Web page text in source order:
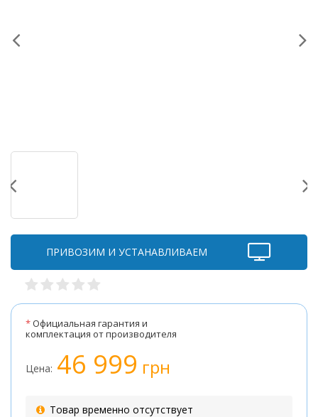
*Официальная гарантия и
комплектация от производителя
Цена: 46 999 грн
Товар временно отсутствует
ПРИВОЗИМ И УСТАНАВЛИВАЕМ